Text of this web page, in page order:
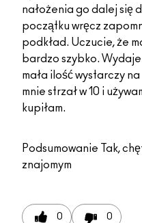
nałożenia go dalej się
początku wręcz
podkład. Uczucie, że
bardzo szybko.
mała ilość wystarczy
mnie strzał w 10 i
kupiłam.
Podsumowanie Tak,
znajomym
0 0